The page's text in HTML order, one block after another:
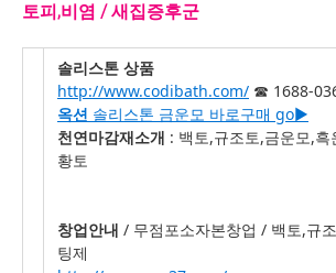
토피,비염 / 새집증후군
솔리스톤 상품
http://www.codibath.com/ ☎ 1688-
옥션 솔리스톤 금운모 바로구매 go▶
천연마감재소개 : 백토,규조토,금운모,
황토
창업안내 / 무점포소자본창업 / 백토,규
팅제